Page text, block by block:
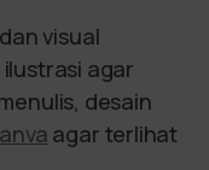
visual
agar
desain
agar terlihat